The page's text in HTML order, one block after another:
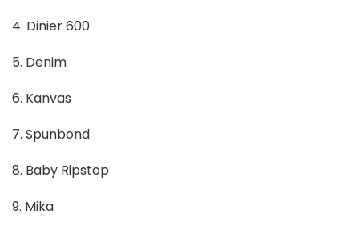
4. Dinier 600
5. Denim
6. Kanvas
7. Spunbond
8. Baby Ripstop
9. Mika